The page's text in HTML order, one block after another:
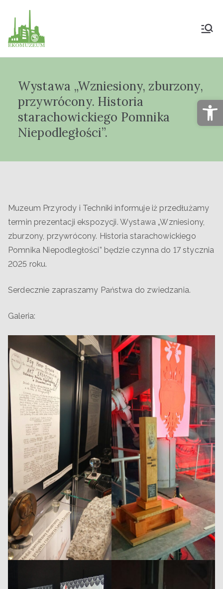
Muzeum Przyrody
"Ekomuzeum" im.
Jana Pazdura
Wystawa „Wzniesiony, zburzony,
przywrócony. Historia
starachowickiego Pomnika
Niepodległości”.
Muzeum Przyrody i Techniki informuje iż przedłużamy
termin prezentacji ekspozycji. Wystawa „Wzniesiony,
zburzony, przywrócony. Historia starachowickiego
Pomnika Niepodległości” będzie czynna do 17 stycznia
2025 roku.
Serdecznie zapraszamy Państwa do zwiedzania.
Galeria: